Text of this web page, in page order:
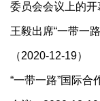
委员会会议上的开
王毅出席“一带一
（2020-12-19）
“一带一路”国际